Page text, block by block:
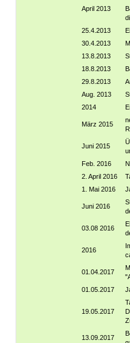
April 2013
25.4.2013
30.4.2013
13.8.2013
18.8.2013
29.8.2013
Aug. 2013
2014
März 2015
Juni 2015
Feb. 2016
2. April 2016
1. Mai 2016
Juni 2016
03.08 2016
2016
01.04.2017
01.05.2017
19.05.2017
13.09.2017